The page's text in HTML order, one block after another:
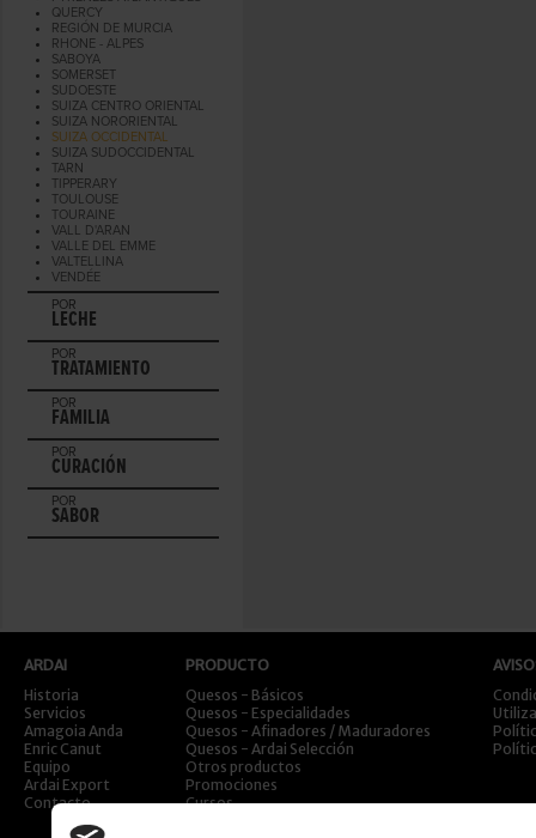
QUERCY
REGIÓN DE MURCIA
RHONE - ALPES
SABOYA
SOMERSET
SUDOESTE
SUIZA CENTRO ORIENTAL
SUIZA NORORIENTAL
SUIZA OCCIDENTAL
SUIZA SUDOCCIDENTAL
TARN
TIPPERARY
TOULOUSE
TOURAINE
VALL D'ARAN
VALLE DEL EMME
VALTELLINA
VENDÉE
POR
LECHE
POR
TRATAMIENTO
POR
FAMILIA
POR
CURACIÓN
POR
SABOR
ARDAI
Historia
Servicios
Amagoia Anda
Enric Canut
Equipo
Ardai Export
Contacto
PRODUCTO
Quesos - Básicos
Quesos - Especialidades
Quesos - Afinadores / Maduradores
Quesos - Ardai Selección
Otros productos
Promociones
Cursos